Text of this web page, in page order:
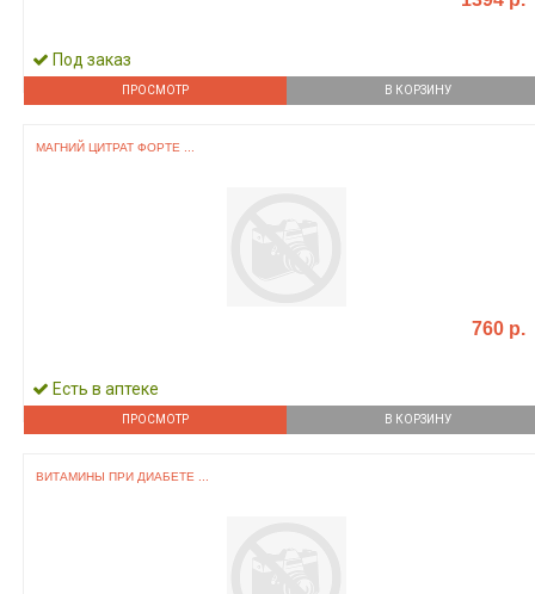
Под заказ
ПРОСМОТР В КОРЗИНУ
МАГНИЙ ЦИТРАТ ФОРТЕ ...
760 р.
Есть в аптеке
ПРОСМОТР В КОРЗИНУ
ВИТАМИНЫ ПРИ ДИАБЕТЕ ...